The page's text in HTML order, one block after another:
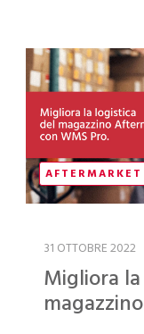
AFTERMARKET
31 OTTOBRE 2022
Migliora